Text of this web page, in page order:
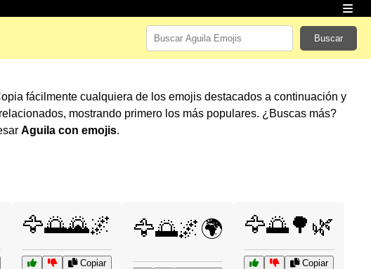
Buscar
fácilmente cualquiera de los emojis destacados a continuación y
mostrando primero los más populares. ¿Buscas más?
Aguila con emojis.
🦅🌅🌄🌌
Copiar
🦅🌅🌌🌍 🦅🌅🌳🌿
Copiar